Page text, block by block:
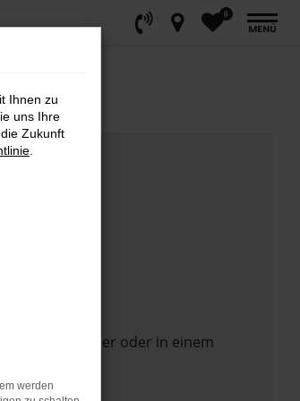
0
MENÜ
Browser oder in einem
Ihnen zu
uns Ihre
Zukunft
werden